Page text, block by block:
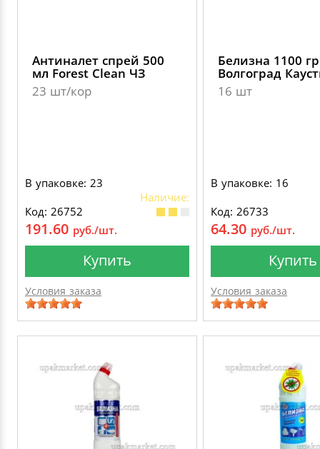
Антиналет спрей 500
мл Forest Clean ЧЗ
23 шт/кор
В упаковке: 23
Наличие:
Код: 26752
191.60 руб./шт.
Купить
Условия заказа
Белизна 1100
Волгоград
16 шт
В упаковке: 16
Код: 26733
64.30 руб./шт.
Купить
Условия заказа